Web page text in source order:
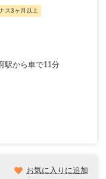
ス3ヶ月以上
駅から車で11分
お気に入りに追加